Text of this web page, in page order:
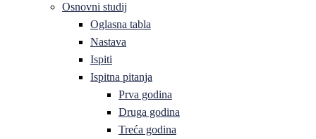
Osnovni studij
Oglasna tabla
Nastava
Ispiti
Ispitna pitanja
Prva godina
Druga godina
Treća godina